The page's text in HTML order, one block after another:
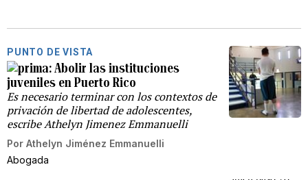
PUNTO DE VISTA
Abolir las instituciones
juveniles en Puerto Rico
Es necesario terminar con los contextos de
privación de libertad de adolescentes,
escribe Athelyn Jimenez Emmanuelli
Por Athelyn Jiménez Emmanuelli
Abogada